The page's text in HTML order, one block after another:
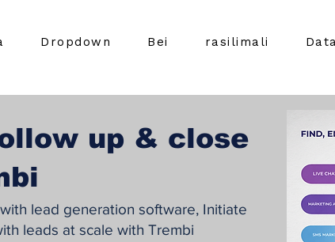
Dropdown Bei rasilimali Data
up & close
lead generation software, Initiate
leads at scale with Trembi